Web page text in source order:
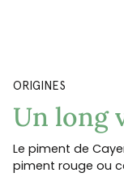
ORIGINES
Un long
Le piment de
piment rouge ou